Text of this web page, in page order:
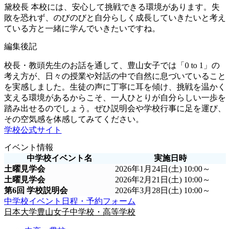
黛校長 本校には、安心して挑戦できる環境があります。失
敗を恐れず、のびのびと自分らしく成長していきたいと考え
ている方と一緒に学んでいきたいですね。
編集後記
校長・教頭先生のお話を通して、豊山女子では「0 to 1」の
考え方が、日々の授業や対話の中で自然に息づいていること
を実感しました。生徒の声に丁寧に耳を傾け、挑戦を温かく
支える環境があるからこそ、一人ひとりが自分らしい一歩を
踏み出せるのでしょう。ぜひ説明会や学校行事に足を運び、
その空気感を体感してみてください。
学校公式サイト
イベント情報
中学校イベント名
実施日時
土曜見学会
2026年1月24日(土) 10:00～
土曜見学会
2026年2月21日(土) 10:00～
第6回 学校説明会
2026年3月28日(土) 10:00～
中学校イベント日程・予約フォーム
日本大学豊山女子中学校・高等学校